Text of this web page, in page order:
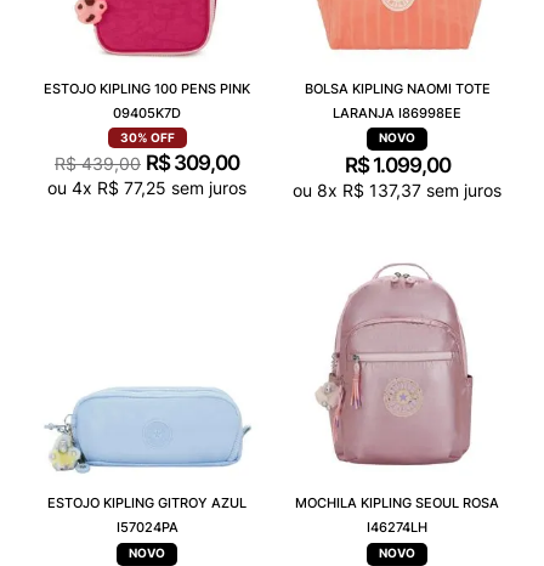
ESTOJO KIPLING 100 PENS PINK
09405K7D
30% OFF
R$ 439,00 R$ 309,00
ou 4x R$ 77,25 sem juros
BOLSA KIPLING NAOMI TOTE
LARANJA I86998EE
R$ 1.099,00
ou 8x R$ 137,37 sem juros
ESTOJO KIPLING GITROY AZUL
I57024PA
MOCHILA KIPLING SEOUL ROSA
I46274LH